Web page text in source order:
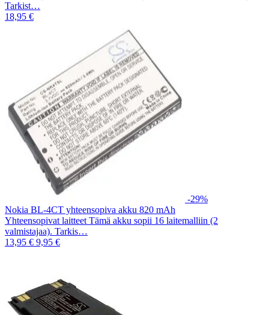
Tarkist…
18,95 €
-29%
Nokia BL-4CT yhteensopiva akku 820 mAh
Yhteensopivat laitteet Tämä akku sopii 16 laitemalliin (2
valmistajaa). Tarkis…
13,95 € 9,95 €